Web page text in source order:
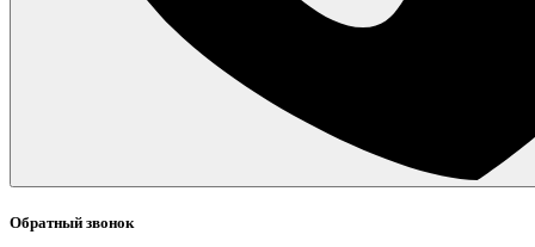
Обратный звонок